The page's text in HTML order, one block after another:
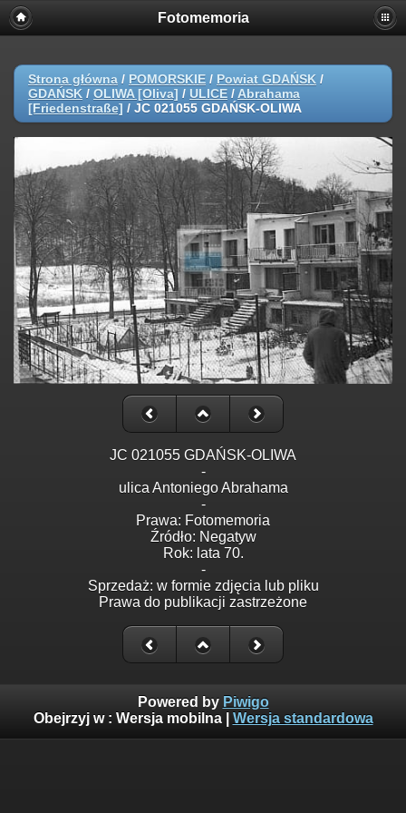
Fotomemoria
Strona główna / POMORSKIE / Powiat GDAŃSK /
GDAŃSK / OLIWA [Oliva] / ULICE / Abrahama
[Friedenstraße] / JC 021055 GDAŃSK-OLIWA
JC 021055 GDAŃSK-OLIWA
-
ulica Antoniego Abrahama
-
Prawa: Fotomemoria
Źródło: Negatyw
Rok: lata 70.
-
Sprzedaż: w formie zdjęcia lub pliku
Prawa do publikacji zastrzeżone
Powered by Piwigo
Obejrzyj w : Wersja mobilna| Wersja standardowa